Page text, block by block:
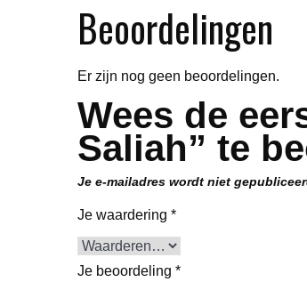
Beoordelingen
Er zijn nog geen beoordelingen.
Wees de
Saliah” te
Je e-mailadres wordt niet
Je waardering *
Je beoordeling *